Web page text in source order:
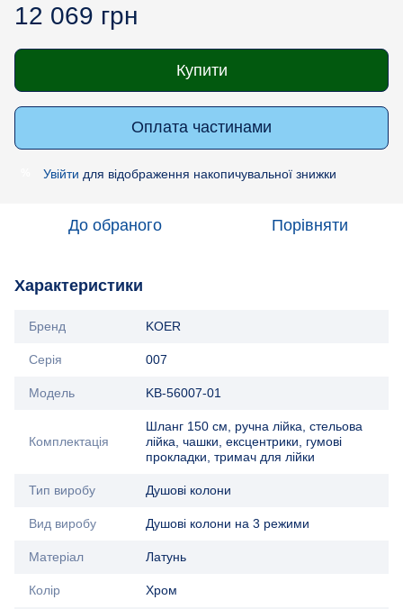
12 069 грн
Купити
Оплата частинами
Увійти для відображення накопичувальної знижки
До обраного Порівняти
Характеристики
Бренд KOER
Серія 007
Модель KB-56007-01
Комплектація
Шланг 150 см, ручна лійка, стельова
лійка, чашки, ексцентрики, гумові
прокладки, тримач для лійки
Тип виробу Душові колони
Вид виробу Душові колони на 3 режими
Матеріал Латунь
Колір Хром